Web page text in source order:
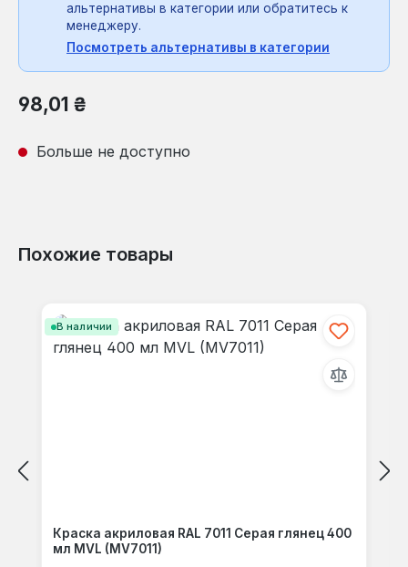
альтернативы в категории или обратитесь к
менеджеру.
Посмотреть альтернативы в категории
Обычная цена:
98,01 ₴
Больше не доступно
Похожие товары
В наличии
Краска акриловая RAL 7011 Серая глянец 400
мл MVL (MV7011)